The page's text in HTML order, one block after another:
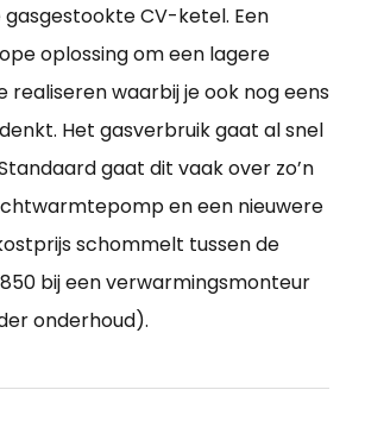
CV-ketel. Een
oplossing om een lagere
realiseren waarbij je ook nog eens
Het gasverbruik gaat al snel
gaat dit vaak over zo’n
en een nieuwere
schommelt tussen de
bij een verwarmingsmonteur
onderhoud).